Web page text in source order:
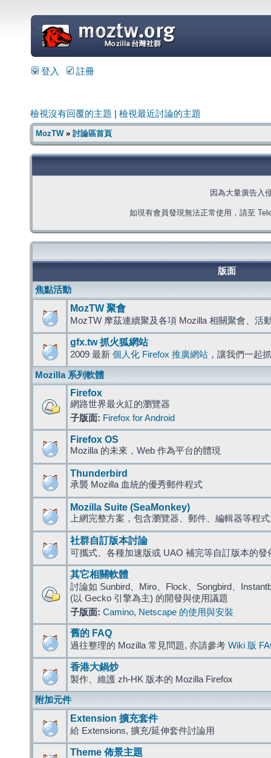
=
登入 註冊
檢視沒有回覆的主題 檢視最近討論的主題
MozTW» 討論區首頁
因為大量廣告入
如現有會員發現無法正常使用，請至
版面
焦點活動
MozTW 聚會
MozTW 摩茲連續聚及各項 Mozilla 相關聚會、活
gfx.tw 抓火狐網站
2009 最新 個人化 Firefox 推廣網站 ，讓我們一起
Mozilla 系列軟體
Firefox
網路世界最火紅的瀏覽器
子版面: Firefox for Android
Firefox OS
Mozilla 的未來，Web 作為平台的體現
Thunderbird
承襲 Mozilla 血統的優秀郵件程式
Mozilla Suite (SeaMonkey)
上網完整方案，包含瀏覽器、郵件、編輯器等程
社群自訂版本討論
可攜式、各種加速版或 UAO 補完等自訂版本的發
其它相關軟體
討論如 Sunbird、Miro、Flock、Songbird、
(以 Gecko 引擎為主) 的開發與使用議題
子版面: Camino, Netscape 的使用與安裝
舊的 FAQ
過往整理的 Mozilla 常見問題, 亦請參考 Wiki 版
香港大鍋炒
製作、維護 zh-HK 版本的 Mozilla Firefox
附加元件
Extension 擴充套件
給 Extensions, 擴充/延伸套件討論用
Theme 佈景主題